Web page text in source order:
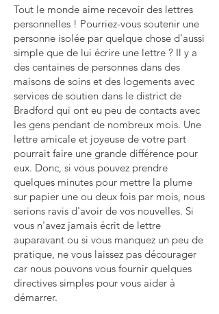
Tout le monde aime recevoir des lettres
personnelles ! Pourriez-vous soutenir une
personne isolée par quelque chose d'aussi
simple que de lui écrire une lettre ? Il y a
des centaines de personnes dans des
maisons de soins et des logements avec
services de soutien dans le district de
Bradford qui ont eu peu de contacts avec
les gens pendant de nombreux mois. Une
lettre amicale et joyeuse de votre part
pourrait faire une grande différence pour
eux. Donc, si vous pouvez prendre
quelques minutes pour mettre la plume
sur papier une ou deux fois par mois, nous
serions ravis d'avoir de vos nouvelles. Si
vous n'avez jamais écrit de lettre
auparavant ou si vous manquez un peu de
pratique, ne vous laissez pas décourager
car nous pouvons vous fournir quelques
directives simples pour vous aider à
démarrer.